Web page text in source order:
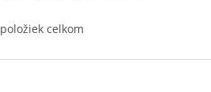
O
l
položiek celkom